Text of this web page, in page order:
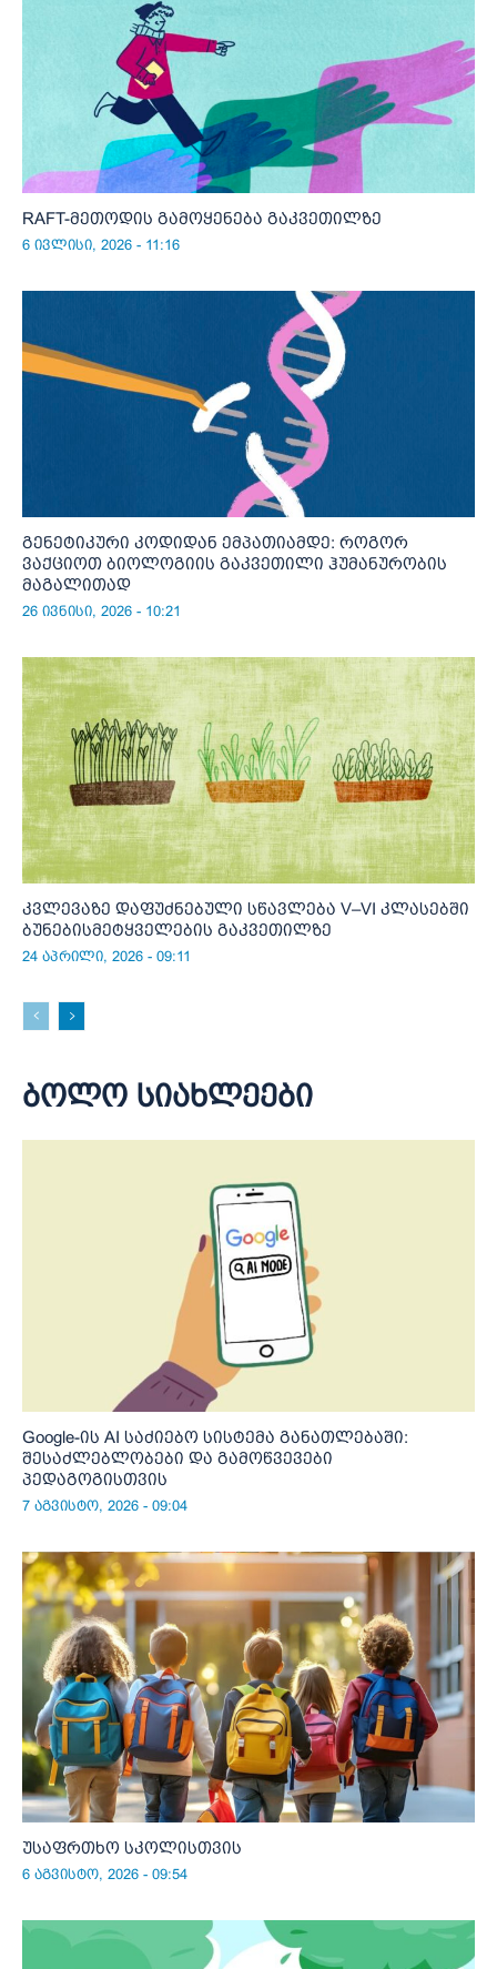
RAFT-მეთოდის გამოყენება გაკვეთილზე
6 ივლისი, 2026 - 11:16
გენეტიკური კოდიდან ემპათიამდე: როგორ
ვაქციოთ ბიოლოგიის გაკვეთილი ჰუმანურობის
მაგალითად
26 ივნისი, 2026 - 10:21
კვლევაზე დაფუძნებული სწავლება V–VI კლასებში
ბუნებისმეტყველების გაკვეთილზე
24 აპრილი, 2026 - 09:11
ბოლო სიახლეები
Google-ის AI საძიებო სისტემა განათლებაში:
შესაძლებლობები და გამოწვევები
პედაგოგისთვის
7 აგვისტო, 2026 - 09:04
უსაფრთხო სკოლისთვის
6 აგვისტო, 2026 - 09:54